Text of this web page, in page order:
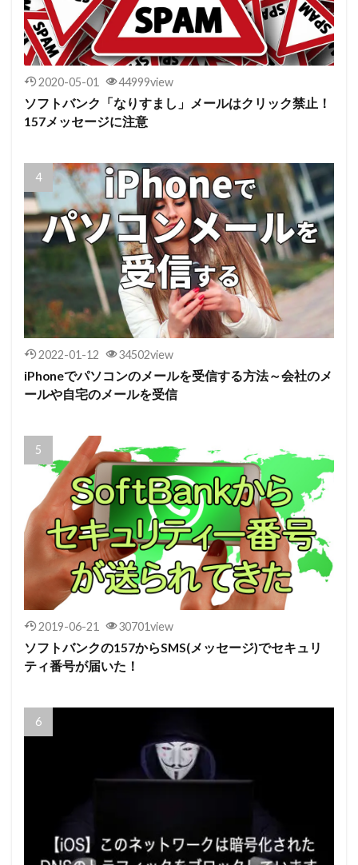
2020-05-01 44999view
ソフトバンク「なりすまし」メールはクリック禁止！
157メッセージに注意
2022-01-12 34502view
iPhoneでパソコンのメールを受信する方法～会社のメ
ールや自宅のメールを受信
2019-06-21 30701view
ソフトバンクの157からSMS(メッセージ)でセキュリ
ティ番号が届いた！